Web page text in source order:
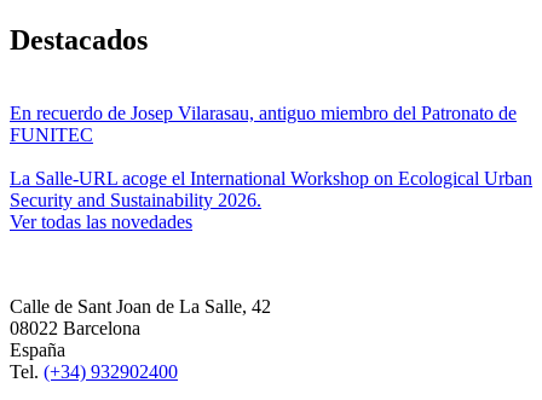
Destacados
En recuerdo de Josep Vilarasau, antiguo miembro del Patronato de
FUNITEC
La Salle-URL acoge el International Workshop on Ecological Urban
Security and Sustainability 2026.
Ver todas las novedades
Calle de Sant Joan de La Salle, 42
08022 Barcelona
España
Tel. (+34) 932902400